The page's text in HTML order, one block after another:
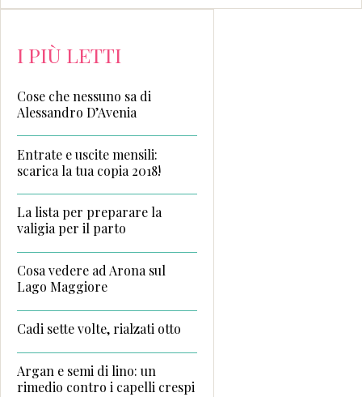
I PIÙ LETTI
Cose che nessuno sa di
Alessandro D’Avenia
Entrate e uscite mensili:
scarica la tua copia 2018!
La lista per preparare la
valigia per il parto
Cosa vedere ad Arona sul
Lago Maggiore
Cadi sette volte, rialzati otto
Argan e semi di lino: un
rimedio contro i capelli crespi